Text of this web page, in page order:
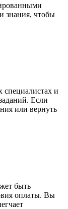
знания, чтобы
специалистах и
Если
или вернуть
быть
оплаты. Вы